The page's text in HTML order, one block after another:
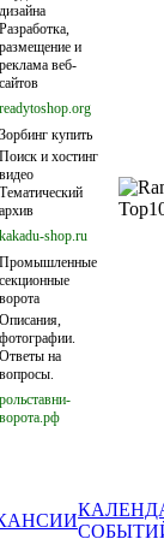
дизайна
Разработка,
размещение и
реклама веб-
сайтов
readytoshop.org
Зорбинг купить
Поиск и хостинг
видео
Тематический
архив
kakadu-shop.ru
Промышленные
секционные
ворота
Описания,
фотографии.
Ответы на
вопросы.
рольставни-
ворота.рф